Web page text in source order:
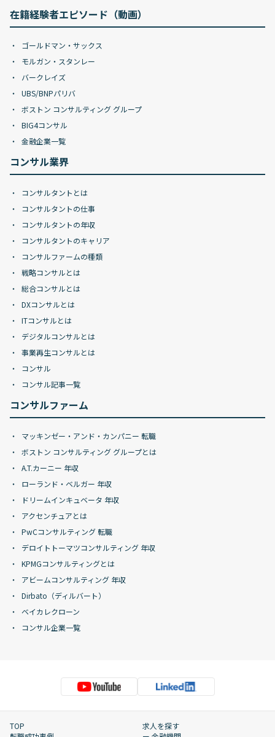
在籍経験者エピソード（動画）
ゴールドマン・サックス
モルガン・スタンレー
バークレイズ
UBS/BNPパリバ
ボストン コンサルティング グループ
BIG4コンサル
金融企業一覧
コンサル業界
コンサルタントとは
コンサルタントの仕事
コンサルタントの年収
コンサルタントのキャリア
コンサルファームの種類
戦略コンサルとは
総合コンサルとは
DXコンサルとは
ITコンサルとは
デジタルコンサルとは
事業再生コンサルとは
コンサル
コンサル記事一覧
コンサルファーム
マッキンゼー・アンド・カンパニー 転職
ボストン コンサルティング グループとは
A.T.カーニー 年収
ローランド・ベルガー 年収
ドリームインキュベータ 年収
アクセンチュアとは
PwCコンサルティング 転職
デロイトトーマツコンサルティング 年収
KPMGコンサルティングとは
アビームコンサルティング 年収
Dirbato（ディルバート）
ベイカレクローン
コンサル企業一覧
TOP
求人を探す